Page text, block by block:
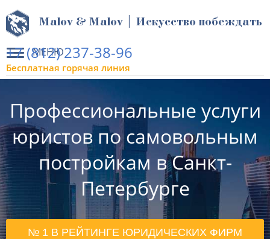
МЕНЮ
Malov & Malov | Искусство побеждать
+7 (812) 237-38-96
Бесплатная горячая линия
Профессиональные услуги
юристов по самовольным
постройкам в Санкт-
Петербурге
№ 1 В РЕЙТИНГЕ ЮРИДИЧЕСКИХ ФИРМ